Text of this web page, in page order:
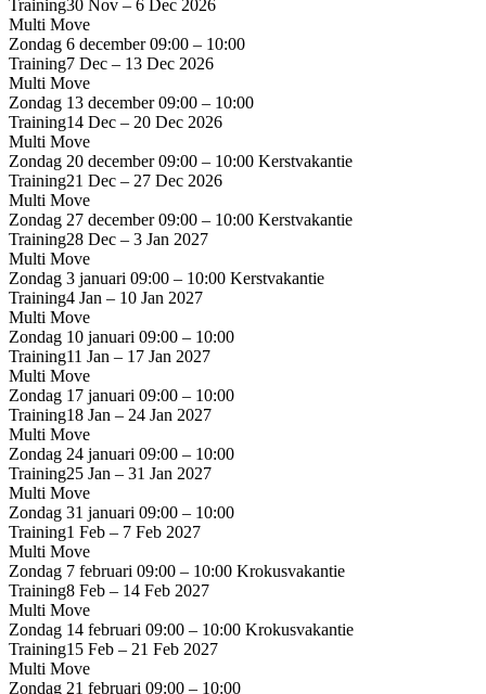
Training30 Nov – 6 Dec 2026
Multi Move
Zondag 6 december 09:00 – 10:00
Training7 Dec – 13 Dec 2026
Multi Move
Zondag 13 december 09:00 – 10:00
Training14 Dec – 20 Dec 2026
Multi Move
Zondag 20 december 09:00 – 10:00 Kerstvakantie
Training21 Dec – 27 Dec 2026
Multi Move
Zondag 27 december 09:00 – 10:00 Kerstvakantie
Training28 Dec – 3 Jan 2027
Multi Move
Zondag 3 januari 09:00 – 10:00 Kerstvakantie
Training4 Jan – 10 Jan 2027
Multi Move
Zondag 10 januari 09:00 – 10:00
Training11 Jan – 17 Jan 2027
Multi Move
Zondag 17 januari 09:00 – 10:00
Training18 Jan – 24 Jan 2027
Multi Move
Zondag 24 januari 09:00 – 10:00
Training25 Jan – 31 Jan 2027
Multi Move
Zondag 31 januari 09:00 – 10:00
Training1 Feb – 7 Feb 2027
Multi Move
Zondag 7 februari 09:00 – 10:00 Krokusvakantie
Training8 Feb – 14 Feb 2027
Multi Move
Zondag 14 februari 09:00 – 10:00 Krokusvakantie
Training15 Feb – 21 Feb 2027
Multi Move
Zondag 21 februari 09:00 – 10:00